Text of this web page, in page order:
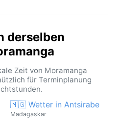
derselben
Zeit von Moramanga
für Terminplanung
🇲🇬 Wetter in Antsirabe
Madagaskar